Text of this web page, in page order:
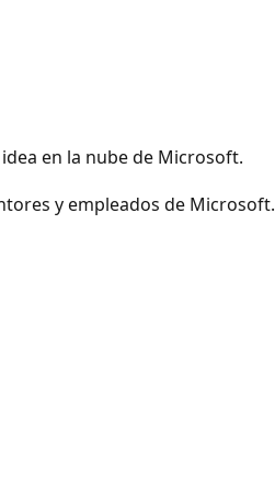
en la nube de Microsoft.
y empleados de Microsoft.